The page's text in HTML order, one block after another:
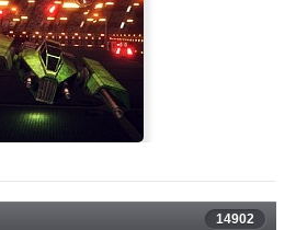
Meteor Hunter
14902